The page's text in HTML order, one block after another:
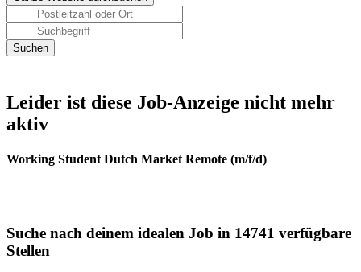
Leider ist diese Job-Anzeige nicht mehr
aktiv
Working Student Dutch Market Remote (m/f/d)
Suche nach deinem idealen Job in 14741 verfügbare
Stellen